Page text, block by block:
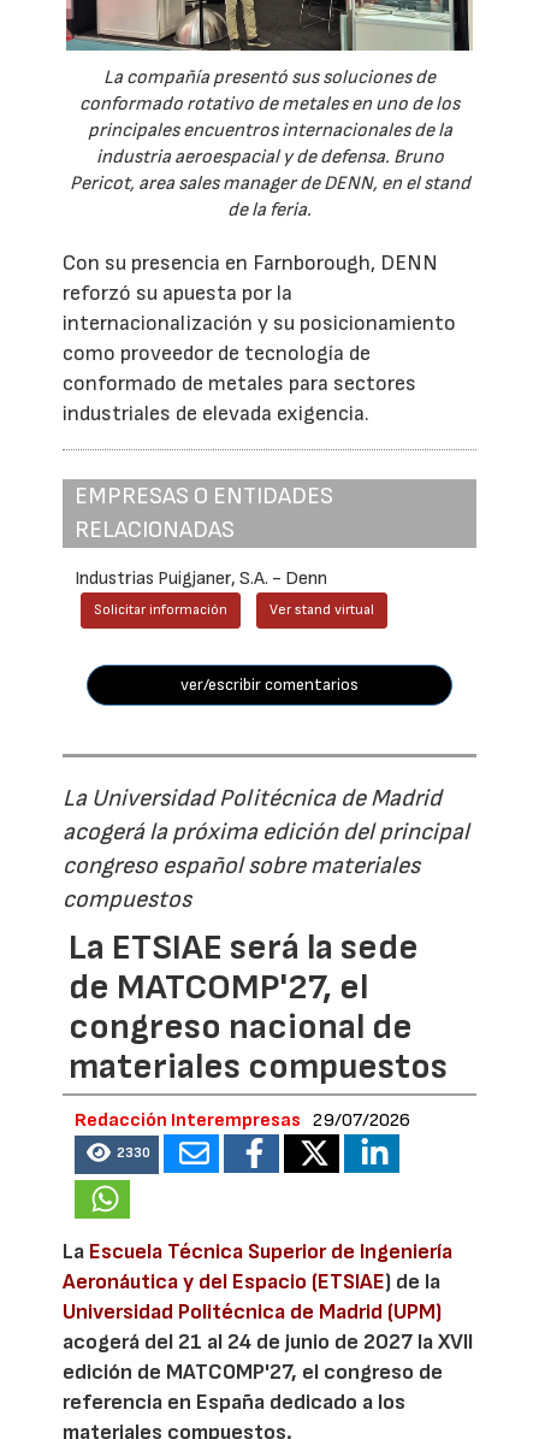
La compañía presentó sus soluciones de
conformado rotativo de metales en uno de los
principales encuentros internacionales de la
industria aeroespacial y de defensa. Bruno
Pericot, area sales manager de DENN, en el stand
de la feria.
Con su presencia en Farnborough, DENN
reforzó su apuesta por la
internacionalización y su posicionamiento
como proveedor de tecnología de
conformado de metales para sectores
industriales de elevada exigencia.
EMPRESAS O ENTIDADES
RELACIONADAS
Industrias Puigjaner, S.A. - Denn
Solicitar información Ver stand virtual
ver/escribir comentarios
La Universidad Politécnica de Madrid
acogerá la próxima edición del principal
congreso español sobre materiales
compuestos
La ETSIAE será la sede
de MATCOMP'27, el
congreso nacional de
materiales compuestos
Redacción Interempresas 29/07/2026
2330
La Escuela Técnica Superior de Ingeniería
Aeronáutica y del Espacio (ETSIAE) de la
Universidad Politécnica de Madrid (UPM)
acogerá del 21 al 24 de junio de 2027 la XVII
edición de MATCOMP'27, el congreso de
referencia en España dedicado a los
materiales compuestos.